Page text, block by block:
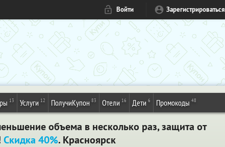
Войти Зарегистрироваться
13 Услуги 12 ПолучиКупон 83 Отели 16 Дети 6 Промокоды 48
объема в несколько раз, защита от
Скидка 40%. Красноярск